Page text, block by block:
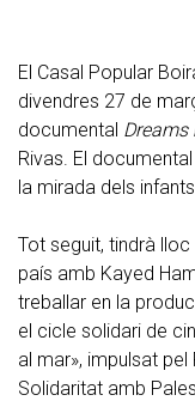
El Casal Popular
divendres 27 de
documental Dreams
Rivas. El
la mirada dels
Tot seguit, tindrà
país amb Kayed
treballar en la
el cicle solidari de
al mar», impulsat
Solidaritat amb